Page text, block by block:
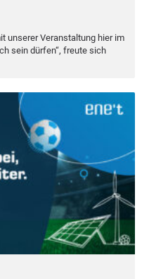
unse­rer Ver­an­stal­tung hier im
sein dür­fen“, freu­te sich